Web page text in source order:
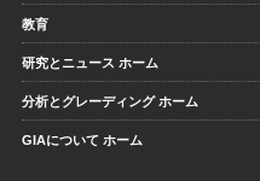
教育
研究とニュース ホーム
分析とグレーディング ホーム
GIAについて ホーム